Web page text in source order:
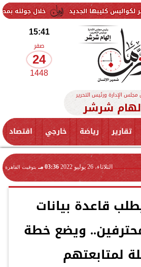
خلال جولته بمطروح: رئيس
15:41
صفر
24
1448
الإدارة ورئيس التحرير
شرشر
تقارير رياضة خارجي اقتصاد
الثلاثاء، 26 يوليو 2022 03:36 مـ بتوقيت القاهرة
قاعدة بيانات
ويضع خطة
لمتابعتهم